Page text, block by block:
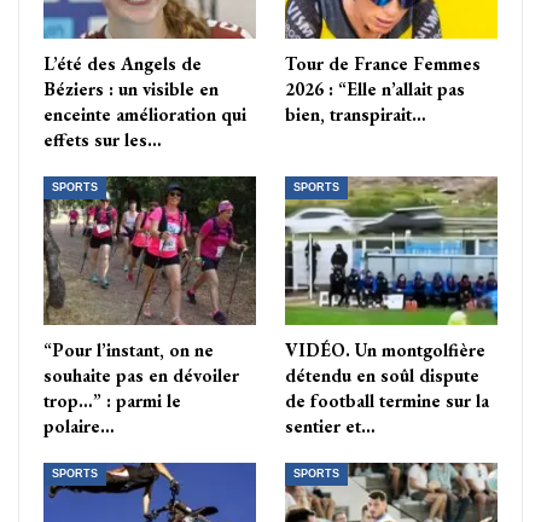
L’été des Angels de
Béziers : un visible en
enceinte amélioration qui
effets sur les…
Tour de France Femmes
2026 : “Elle n’allait pas
bien, transpirait…
SPORTS
“Pour l’instant, on ne
souhaite pas en dévoiler
trop…” : parmi le
polaire…
SPORTS
VIDÉO. Un montgolfière
détendu en soûl dispute
de football termine sur la
sentier et…
SPORTS SPORTS